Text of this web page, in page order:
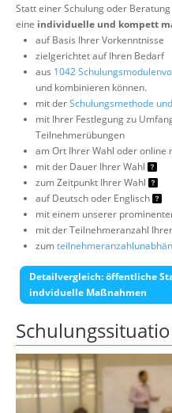
Statt einer Schulung oder
eine individuelle und kompett
auf Basis Ihrer Vorkenntnisse
zielgerichtet auf Ihren Bedarf
aus 1042
und kombinieren können.
mit derSchulungsmethode
mit Ihrer Festlegung zu
Teilnehmerübungen
am Ort Ihrer Wahl oder online
mit der Dauer Ihrer Wahl
zum Zeitpunkt Ihrer Wahl
auf Deutsch oder Englisch
mit einem unserer
mit der Teilnehmeranzahl
zum
Detailvergleich: öffentliche
indviduelle Maßnahmen